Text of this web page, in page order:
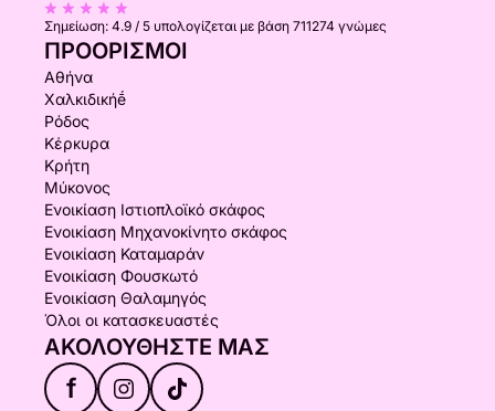
Σημείωση: 4.9 / 5 υπολογίζεται με βάση 711274 γνώμες
ΠΡΟΟΡΙΣΜΟΊ
Αθήνα
Χαλκιδικήḗ
Ρόδος
Κέρκυρα
Κρήτη
Μύκονος
Ενοικίαση Ιστιοπλοϊκό σκάφος
Ενοικίαση Μηχανοκίνητο σκάφος
Ενοικίαση Καταμαράν
Ενοικίαση Φουσκωτό
Ενοικίαση Θαλαμηγός
Όλοι οι κατασκευαστές
ΑΚΟΛΟΥΘΉΣΤΕ ΜΑΣ
f